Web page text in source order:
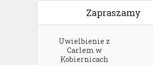
Zapraszamy
Uwielbienie z
Carlem w
Kobiernicach